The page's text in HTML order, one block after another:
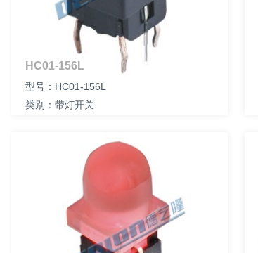
HC01-156L
型号：HC01-156L
类别：带灯开关